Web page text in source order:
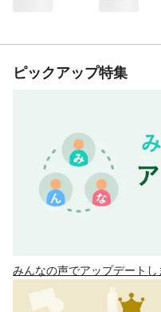
ピックアップ特集
みんなの声でアップデートし